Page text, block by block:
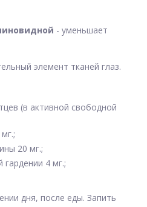
- уменьшает
элемент тканей глаз.
(в активной свободной
20 мг.;
4 мг.;
дня, после еды. Запить